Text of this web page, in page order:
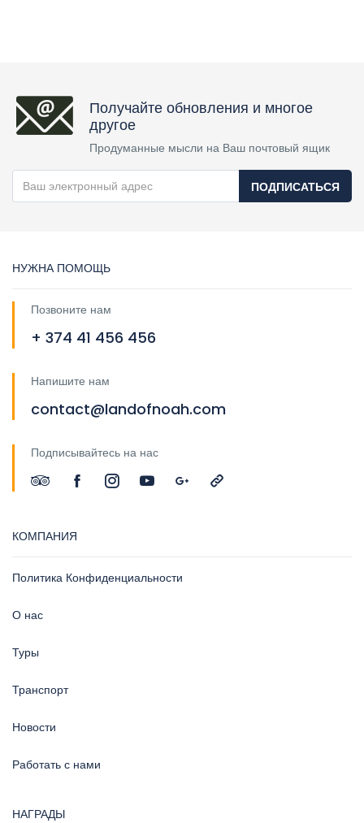
Получайте обновления и многое
другое
Продуманные мысли на Ваш почтовый ящик
ПОДПИСАТЬСЯ
НУЖНА ПОМОЩЬ
Позвоните нам
+ 374 41 456 456
Напишите нам
contact@landofnoah.com
Подписывайтесь на нас
КОМПАНИЯ
Политика Конфиденциальности
О нас
Туры
Транспорт
Новости
Работать с нами
НАГРАДЫ